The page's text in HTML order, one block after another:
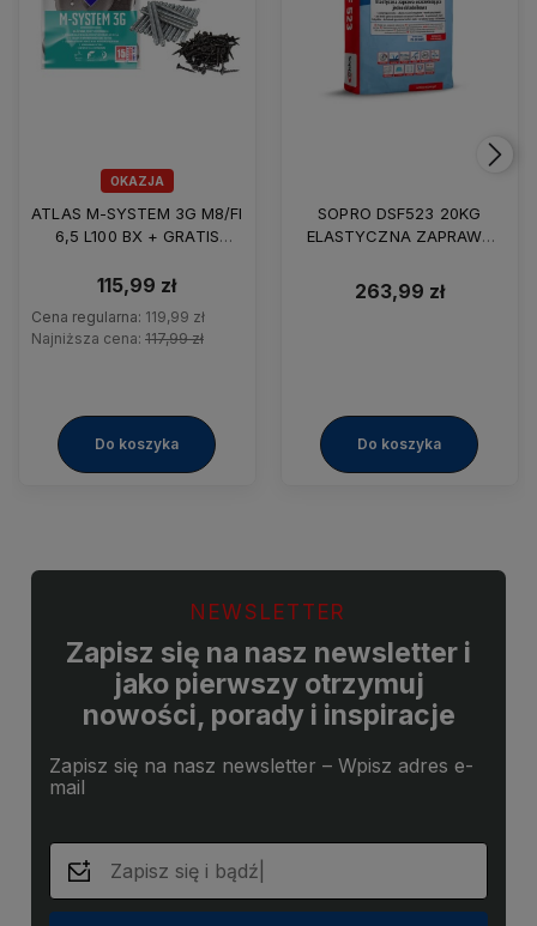
OKAZJA
ATLAS M-SYSTEM 3G M8/FI
6,5 L100 BX + GRATIS
115,99 zł
Cena regularna: 119,99 zł
Najniższa cena: 117,99 zł
Do koszyka
SOPRO DSF523 20KG
ELASTYCZNA ZAPRAWA
263,99 zł
Do koszyka
NEWSLETTER
Zapisz się na nasz newsletter i
jako pierwszy otrzymuj
nowości, porady i inspiracje
Zapisz się na nasz newsletter – Wpisz adres e-
mail